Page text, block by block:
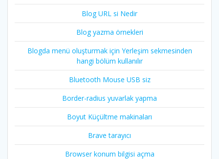
Blog URL si Nedir
Blog yazma örnekleri
Blogda menü oluşturmak için Yerleşim sekmesinden
hangi bölüm kullanılır
Bluetooth Mouse USB siz
Border-radius yuvarlak yapma
Boyut Küçültme makinaları
Brave tarayıcı
Browser konum bilgisi açma